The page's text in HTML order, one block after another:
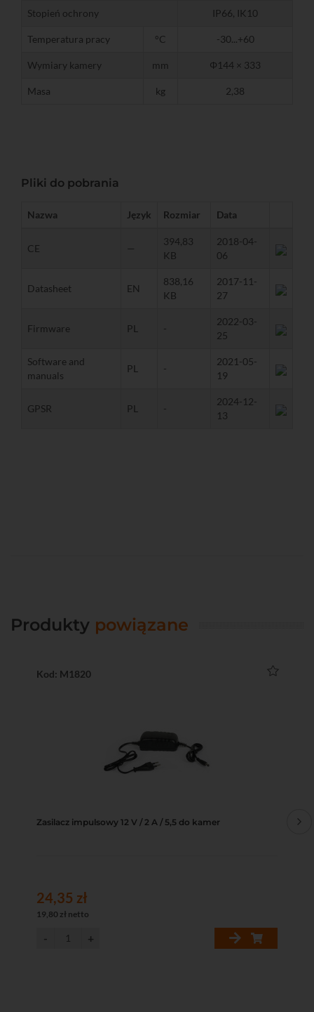
Stopień ochrony IP66, IK10
Temperatura pracy °C -30...+60
Wymiary kamery mm Φ144 × 333
Masa kg 2,38
Pliki do pobrania
Nazwa Język Rozmiar Data
CE —
394,83
KB
2018-04-
06
Datasheet EN
838,16
KB
2017-11-
27
Firmware PL -
2022-03-
25
Software and
manuals
PL -
2021-05-
19
GPSR PL -
2024-12-
13
Produkty powiązane
Kod: M1820
Zasilacz impulsowy 12 V / 2 A / 5,5 do kamer
24,35 zł
19,80 zł netto